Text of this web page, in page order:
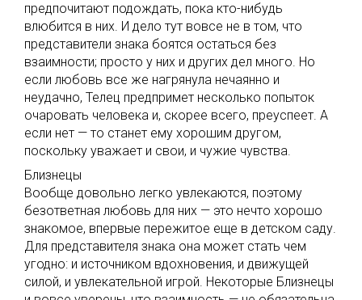
предпочитают подождать, пока кто-нибудь
влюбится в них. И дело тут вовсе не в том, что
представители знака боятся остаться без
взаимности; просто у них и других дел много. Но
если любовь все же нагрянула нечаянно и
неудачно, Телец предпримет несколько попыток
очаровать человека и, скорее всего, преуспеет. А
если нет — то станет ему хорошим другом,
поскольку уважает и свои, и чужие чувства.
Близнецы
Вообще довольно легко увлекаются, поэтому
безответная любовь для них — это нечто хорошо
знакомое, впервые пережитое еще в детском саду.
Для представителя знака она может стать чем
угодно: и источником вдохновения, и движущей
силой, и увлекательной игрой. Некоторые Близнецы